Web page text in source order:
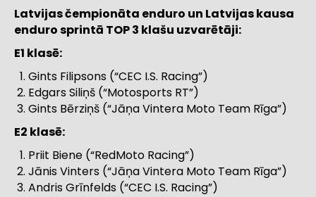
Latvijas čempionāta enduro un Latvijas kausa
enduro sprintā TOP 3 klašu uzvarētāji:
E1 klasē:
Gints Filipsons (“CEC I.S. Racing”)
Edgars Siliņš (“Motosports RT”)
Gints Bērziņš (“Jāņa Vintera Moto Team Rīga”)
E2 klasē:
Priit Biene (“RedMoto Racing”)
Jānis Vinters (“Jāņa Vintera Moto Team Rīga”)
Andris Grīnfelds (“CEC I.S. Racing”)